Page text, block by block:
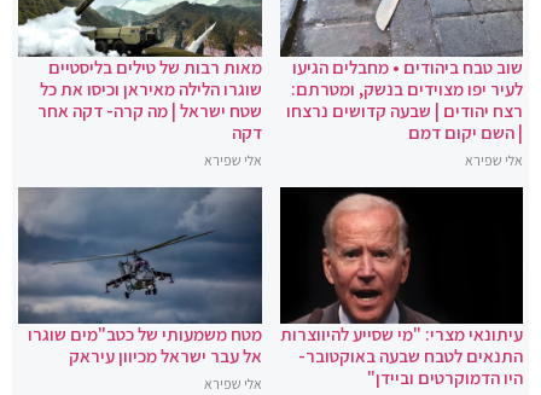
שוב טבח ביהודים • מחבלים הגיעו
לעיר יפו מצוידים בנשק, ומטרתם:
רצח יהודים | שבעה קדושים נרצחו
| השם יקום דמם
אלי שפירא
מאות רבות של טילים בליסטיים
שוגרו הלילה מאיראן וכיסו את כל
שטח ישראל | מה קרה- דקה אחר
דקה
אלי שפירא
עיתונאי מצרי: "מי שסייע להיווצרות
התנאים לטבח שבעה באוקטובר-
היו הדמוקרטים וביידן"
מטח משמעותי של כטב"מים שוגרו
אל עבר ישראל מכיוון עיראק
אלי שפירא